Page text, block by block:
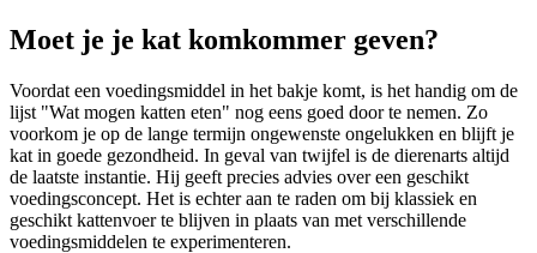
Moet je je kat komkommer geven?
Voordat een voedingsmiddel in het bakje komt, is het handig om de
lijst "Wat mogen katten eten" nog eens goed door te nemen. Zo
voorkom je op de lange termijn ongewenste ongelukken en blijft je
kat in goede gezondheid. In geval van twijfel is de dierenarts altijd
de laatste instantie. Hij geeft precies advies over een geschikt
voedingsconcept. Het is echter aan te raden om bij klassiek en
geschikt kattenvoer te blijven in plaats van met verschillende
voedingsmiddelen te experimenteren.